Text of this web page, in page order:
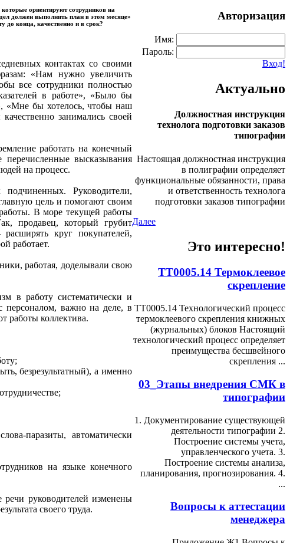
ориентируют сотрудников на
должен выполнить план в этом месяце»
до конца, качественно и в срок?
контактах со своими
«Нам нужно увеличить
все сотрудники полностью
в работе», «Было бы
«Мне бы хотелось, чтобы наш
занимались своей
работать на конечный
высказывания
на процесс.
Руководители,
цель и помогают своим
В море текущей работы
продавец, который грубит
круг покупателей,
работает.
работая, доделывали свою
в работу систематически и
персоналом, важно на деле, в
работы коллектива.
безрезультатный), а именно
паразиты, автоматически
на языке конечного
руководителей изменены
своего труда.
Авторизация
Имя:
Пароль:
Вход!
Актуально
Должностная инструкция
технолога подготовки заказов
типографии
Настоящая должностная инструкция
в полиграфии определяет
функциональные обязанности, права
и ответственность технолога
подготовки заказов типографии
Далее
Это интересно!
ТТ0005.14 Термоклеевое
скрепление
ТТ0005.14 Технологический процесс
термоклеевого скрепления книжных
(журнальных) блоков Настоящий
технологический процесс определяет
преимущества бесшвейного
скрепления ...
03_Этапы внедрения СМК в
типографии
1. Документирование существующей
деятельности типографии 2.
Построение системы учета,
управленческого учета. 3.
Построение системы анализа,
планирования, прогнозирования. 4.
...
Вопросы к аттестации
менеджера